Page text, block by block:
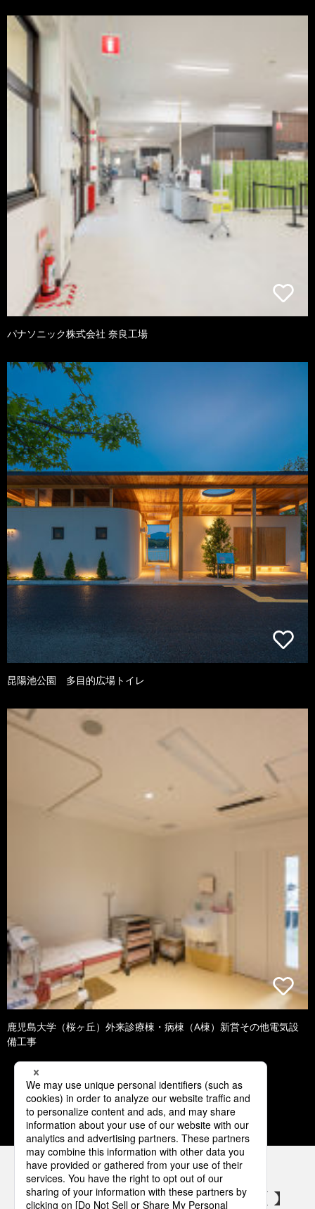
パナソニック株式会社 奈良工場
昆陽池公園 多目的広場トイレ
鹿児島大学（桜ヶ丘）外来診療棟・病棟（A棟）新営その他電気設
備工事
1 2 3 4 5
パナソニックの電気設備 SNSアカウント